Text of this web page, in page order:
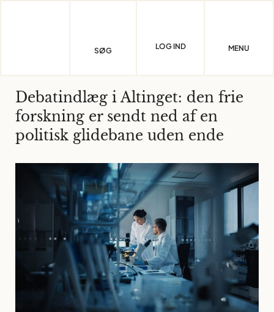
SØG LOG IND MENU
Debatindlæg i Altinget: den frie
forskning er sendt ned af en
politisk glidebane uden ende